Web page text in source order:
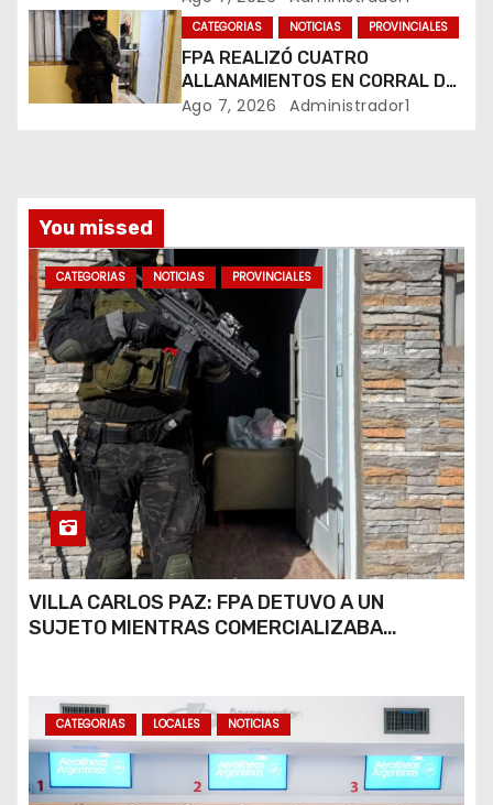
t
a
s
BUENOS AIRES
CATEGORIAS NOTICIAS PROVINCIALES
FPA REALIZÓ CUATRO
ALLANAMIENTOS EN CORRAL DE
BUSTOS-IFFLINGER
Ago 7, 2026 Administrador1
You missed
CATEGORIAS NOTICIAS PROVINCIALES
VILLA CARLOS PAZ: FPA DETUVO A UN
SUJETO MIENTRAS COMERCIALIZABA
CATEGORIAS LOCALES NOTICIAS